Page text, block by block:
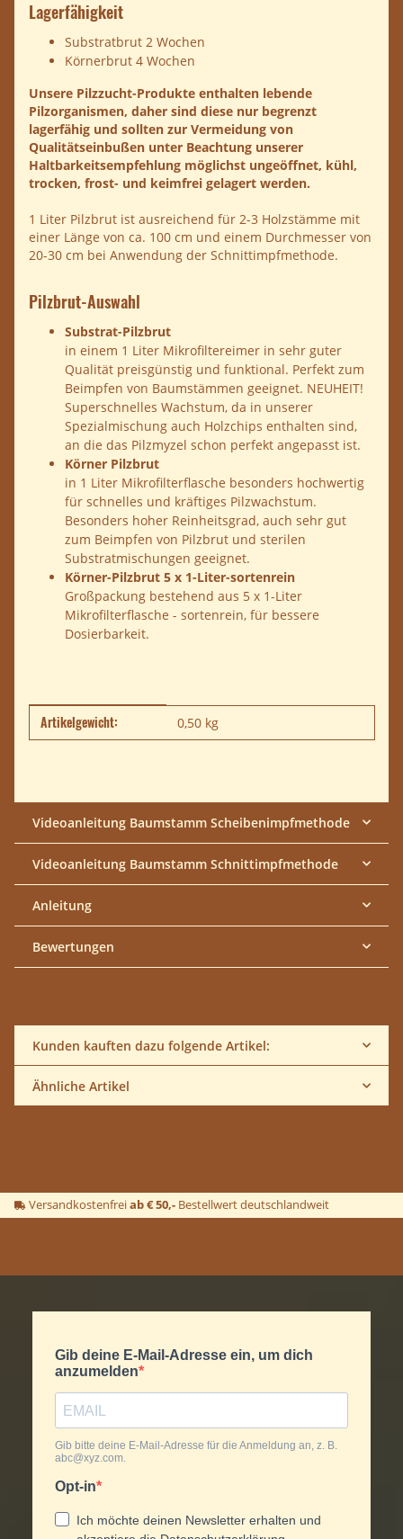
Lagerfähigkeit
Substratbrut 2 Wochen
Körnerbrut 4 Wochen
Unsere Pilzzucht-Produkte enthalten lebende
Pilzorganismen, daher sind diese nur begrenzt
lagerfähig und sollten zur Vermeidung von
Qualitätseinbußen unter Beachtung unserer
Haltbarkeitsempfehlung möglichst ungeöffnet, kühl,
trocken, frost- und keimfrei gelagert werden.
1 Liter Pilzbrut ist ausreichend für 2-3 Holzstämme mit
einer Länge von ca. 100 cm und einem Durchmesser von
20-30 cm bei Anwendung der Schnittimpfmethode.
Pilzbrut-Auswahl
Substrat-Pilzbrut
in einem 1 Liter Mikrofiltereimer in sehr guter
Qualität preisgünstig und funktional. Perfekt zum
Beimpfen von Baumstämmen geeignet. NEUHEIT!
Superschnelles Wachstum, da in unserer
Spezialmischung auch Holzchips enthalten sind,
an die das Pilzmyzel schon perfekt angepasst ist.
Körner Pilzbrut
in 1 Liter Mikrofilterflasche besonders hochwertig
für schnelles und kräftiges Pilzwachstum.
Besonders hoher Reinheitsgrad, auch sehr gut
zum Beimpfen von Pilzbrut und sterilen
Substratmischungen geeignet.
Körner-Pilzbrut 5 x 1-Liter-sortenrein
Großpackung bestehend aus 5 x 1-Liter
Mikrofilterflasche - sortenrein, für bessere
Dosierbarkeit.
Produkteigenschaft
Wert
Artikelgewicht: 0,50 kg
Videoanleitung Baumstamm Scheibenimpfmethode
Videoanleitung Baumstamm Schnittimpfmethode
Anleitung
Bewertungen
Kunden kauften dazu folgende Artikel:
Ähnliche Artikel
Versandkostenfreiab € 50,- Bestellwert deutschlandweit